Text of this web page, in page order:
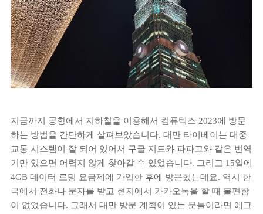
지금까지 공항에서 지하철을 이용해서 컴퓨텍스 2023에 방문
하는 방법을 간단하게 살펴보았습니다. 대만 타이베이는 대중
교통 시스템이 잘 되어 있어서 구글 지도와 파파고와 같은 번역
기만 있으면 어렵지 않게 찾아갈 수 있었습니다. 그리고 15일에
4GB 데이터 로밍 요금제에 가입한 후에 방문했는데요. 역시 한
국에서 전화나 문자를 받고 현지에서 카카오톡을 할 때 불편함
이 없었습니다. 그래서 대만 방문 계획이 있는 분들이라면 에그